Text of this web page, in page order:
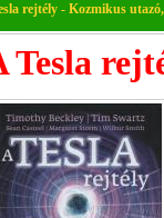
rejtély - Kozmikus
Tesla